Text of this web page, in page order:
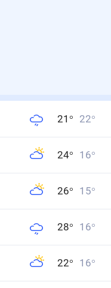
21 ° 22°
24° 16°
26° 15°
28° 16°
22° 16°